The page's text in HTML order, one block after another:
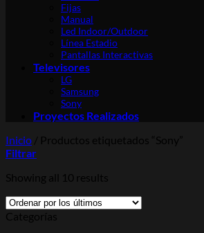
Fijas
Manual
Led Indoor/Outdoor
Línea Estadio
Pantallas Interactivas
Televisores
LG
Samsung
Sony
Proyectos Realizados
Inicio / Productos etiquetados “Sony”
Filtrar
Showing all 10 results
Categorías